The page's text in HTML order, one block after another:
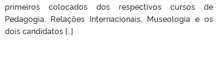
primeiros colocados dos respectivos cursos de
Pedagogia, Relações Internacionais, Museologia e os
dois candidatos […]